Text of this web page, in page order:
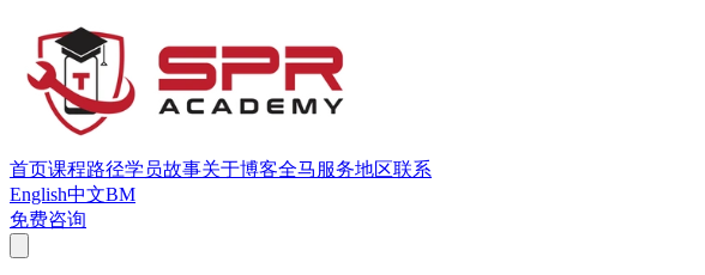
首页课程路径学员故事关于博客全马服务地区联系
English中文BM
免费咨询